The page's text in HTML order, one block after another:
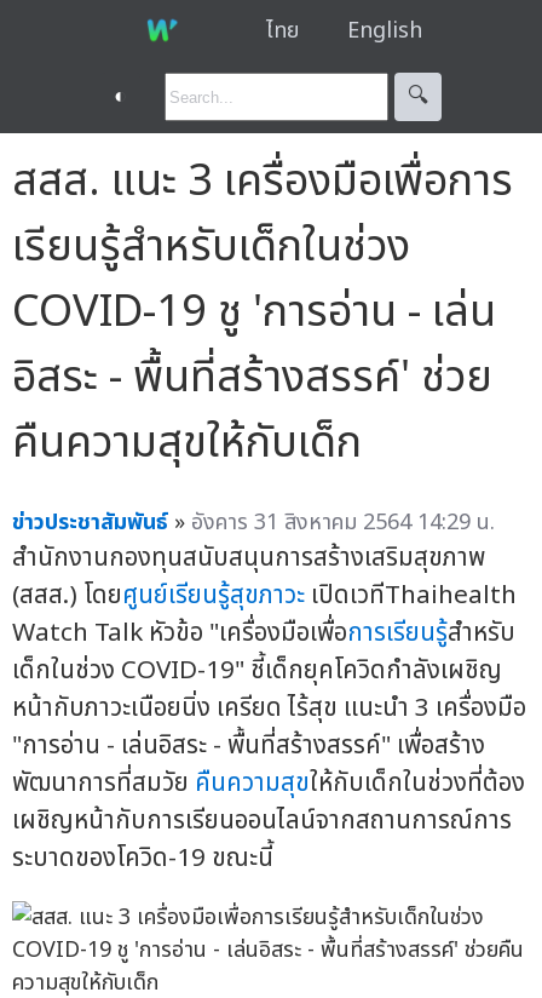
ไทย English
◐ 🔍︎
สสส. แนะ 3 เครื่องมือเพื่อการ
เรียนรู้สำหรับเด็กในช่วง
COVID-19 ชู 'การอ่าน - เล่น
อิสระ - พื้นที่สร้างสรรค์' ช่วย
คืนความสุขให้กับเด็ก
ข่าวประชาสัมพันธ์ » อังคาร 31 สิงหาคม 2564 14:29 น.
สำนักงานกองทุนสนับสนุนการสร้างเสริมสุขภาพ
(สสส.) โดยศูนย์เรียนรู้สุขภาวะ เปิดเวทีThaihealth
Watch Talk หัวข้อ "เครื่องมือเพื่อการเรียนรู้สำหรับ
เด็กในช่วง COVID-19" ชี้เด็กยุคโควิดกำลังเผชิญ
หน้ากับภาวะเนือยนิ่ง เครียด ไร้สุข แนะนำ 3 เครื่องมือ
"การอ่าน - เล่นอิสระ - พื้นที่สร้างสรรค์" เพื่อสร้าง
พัฒนาการที่สมวัย คืนความสุขให้กับเด็กในช่วงที่ต้อง
เผชิญหน้ากับการเรียนออนไลน์จากสถานการณ์การ
ระบาดของโควิด-19 ขณะนี้